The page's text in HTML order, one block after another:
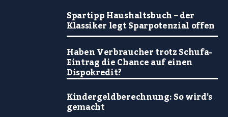
Spartipp Haushaltsbuch – der
Klassiker legt Sparpotenzial offen
Haben Verbraucher trotz Schufa-
Eintrag die Chance auf einen
Dispokredit?
Kindergeldberechnung: So wird’s
gemacht